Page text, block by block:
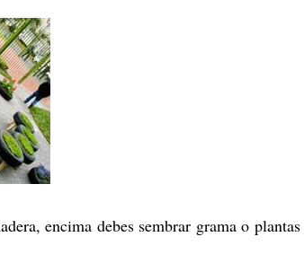
encima debes sembrar grama o plantas